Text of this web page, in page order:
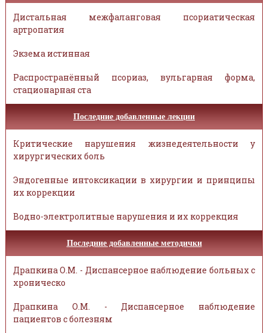
Дистальная межфаланговая псориатическая
артропатия
Экзема истинная
Распространённый псориаз, вульгарная форма,
стационарная ста
Последние добавленные лекции
Критические нарушения жизнедеятельности у
хирургических боль
Эндогенные интоксикации в хирургии и принципы
их коррекции
Водно-электролитные нарушения и их коррекция
Последние добавленные методички
Драпкина О.М. - Диспансерное наблюдение больных с
хроническо
Драпкина О.М. - Диспансерное наблюдение
пациентов с болезням